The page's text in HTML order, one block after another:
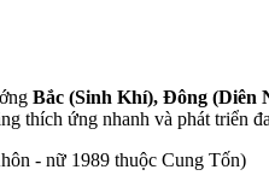
Bắc (Sinh Khí), Đông (Diên
thích ứng nhanh và phát triển
- nữ 1989 thuộc Cung Tốn)